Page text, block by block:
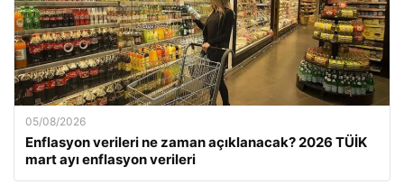
05/08/2026
Enflasyon verileri ne zaman açıklanacak? 2026 TÜİK
mart ayı enflasyon verileri